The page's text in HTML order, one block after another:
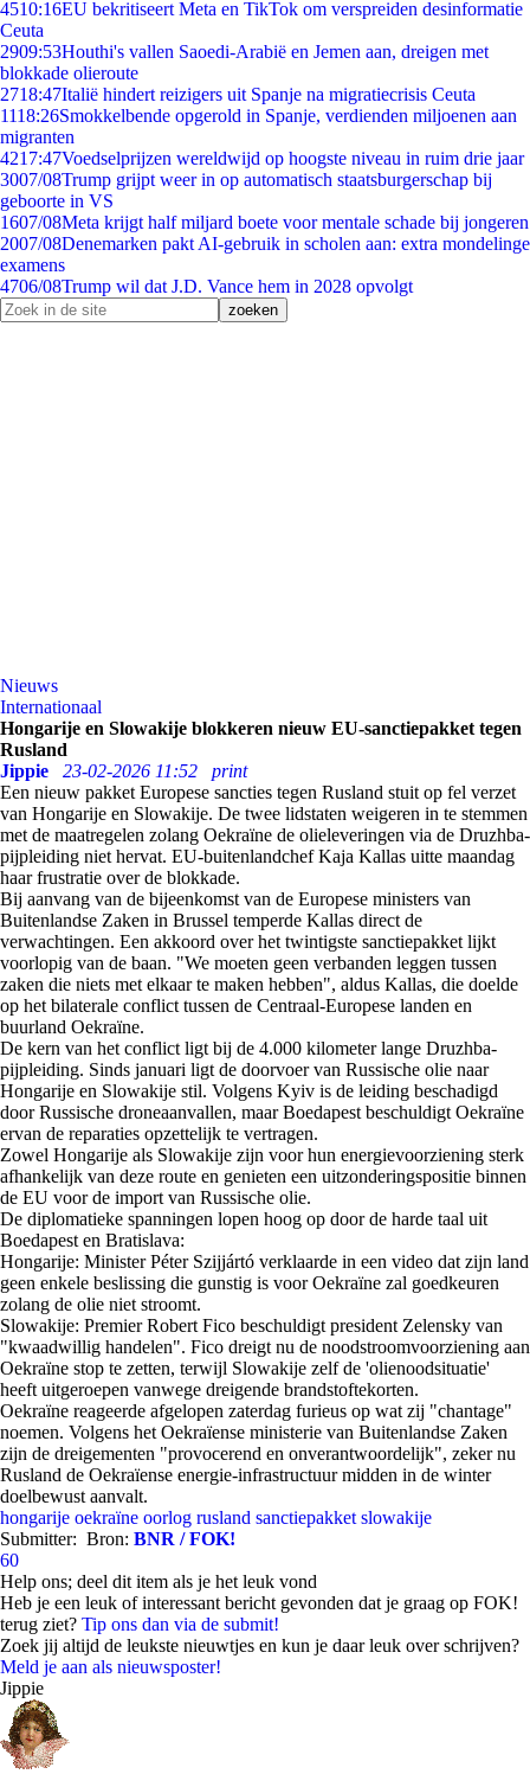
4510:16EU bekritiseert Meta en TikTok om verspreiden desinformatie
Ceuta
2909:53Houthi's vallen Saoedi-Arabië en Jemen aan, dreigen met
blokkade olieroute
2718:47Italië hindert reizigers uit Spanje na migratiecrisis Ceuta
1118:26Smokkelbende opgerold in Spanje, verdienden miljoenen aan
migranten
4217:47Voedselprijzen wereldwijd op hoogste niveau in ruim drie jaar
3007/08Trump grijpt weer in op automatisch staatsburgerschap bij
geboorte in VS
1607/08Meta krijgt half miljard boete voor mentale schade bij jongeren
2007/08Denemarken pakt AI-gebruik in scholen aan: extra mondelinge
examens
4706/08Trump wil dat J.D. Vance hem in 2028 opvolgt
Nieuws
Internationaal
Hongarije en Slowakije blokkeren nieuw EU-sanctiepakket tegen
Rusland
Jippie
23-02-2026 11:52
print
Een nieuw pakket Europese sancties tegen Rusland stuit op fel verzet
van Hongarije en Slowakije. De twee lidstaten weigeren in te stemmen
met de maatregelen zolang Oekraïne de olieleveringen via de Druzhba-
pijpleiding niet hervat. EU-buitenlandchef Kaja Kallas uitte maandag
haar frustratie over de blokkade.
Bij aanvang van de bijeenkomst van de Europese ministers van
Buitenlandse Zaken in Brussel temperde Kallas direct de
verwachtingen. Een akkoord over het twintigste sanctiepakket lijkt
voorlopig van de baan. "We moeten geen verbanden leggen tussen
zaken die niets met elkaar te maken hebben", aldus Kallas, die doelde
op het bilaterale conflict tussen de Centraal-Europese landen en
buurland Oekraïne.
De kern van het conflict ligt bij de 4.000 kilometer lange Druzhba-
pijpleiding. Sinds januari ligt de doorvoer van Russische olie naar
Hongarije en Slowakije stil. Volgens Kyiv is de leiding beschadigd
door Russische droneaanvallen, maar Boedapest beschuldigt Oekraïne
ervan de reparaties opzettelijk te vertragen.
Zowel Hongarije als Slowakije zijn voor hun energievoorziening sterk
afhankelijk van deze route en genieten een uitzonderingspositie binnen
de EU voor de import van Russische olie.
De diplomatieke spanningen lopen hoog op door de harde taal uit
Boedapest en Bratislava:
Hongarije: Minister Péter Szijjártó verklaarde in een video dat zijn land
geen enkele beslissing die gunstig is voor Oekraïne zal goedkeuren
zolang de olie niet stroomt.
Slowakije: Premier Robert Fico beschuldigt president Zelensky van
"kwaadwillig handelen". Fico dreigt nu de noodstroomvoorziening aan
Oekraïne stop te zetten, terwijl Slowakije zelf de 'olienoodsituatie'
heeft uitgeroepen vanwege dreigende brandstoftekorten.
Oekraïne reageerde afgelopen zaterdag furieus op wat zij "chantage"
noemen. Volgens het Oekraïense ministerie van Buitenlandse Zaken
zijn de dreigementen "provocerend en onverantwoordelijk", zeker nu
Rusland de Oekraïense energie-infrastructuur midden in de winter
doelbewust aanvalt.
hongarije oekraïne oorlog rusland sanctiepakket slowakije
Submitter: Bron: BNR / FOK!
60
Help ons; deel dit item als je het leuk vond
Heb je een leuk of interessant bericht gevonden dat je graag op FOK!
terug ziet? Tip ons dan via de submit!
Zoek jij altijd de leukste nieuwtjes en kun je daar leuk over schrijven?
Meld je aan als nieuwsposter!
Jippie